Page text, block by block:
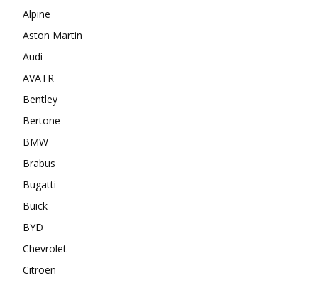
Alpine
Aston Martin
Audi
AVATR
Bentley
Bertone
BMW
Brabus
Bugatti
Buick
BYD
Chevrolet
Citroën